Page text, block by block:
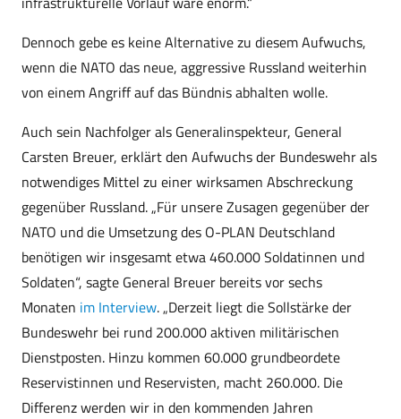
Dennoch gebe es keine Alternative zu diesem Aufwuchs,
wenn die NATO das neue, aggressive Russland weiterhin
von einem Angriff auf das Bündnis abhalten wolle.
Auch sein Nachfolger als Generalinspekteur, General
Carsten Breuer, erklärt den Aufwuchs der Bundeswehr als
notwendiges Mittel zu einer wirksamen Abschreckung
gegenüber Russland. „Für unsere Zusagen gegenüber der
NATO und die Umsetzung des O-PLAN Deutschland
benötigen wir insgesamt etwa 460.000 Soldatinnen und
Soldaten“, sagte General Breuer bereits vor sechs
Monaten im Interview. „Derzeit liegt die Sollstärke der
Bundeswehr bei rund 200.000 aktiven militärischen
Dienstposten. Hinzu kommen 60.000 grundbeordete
Reservistinnen und Reservisten, macht 260.000. Die
Differenz werden wir in den kommenden Jahren